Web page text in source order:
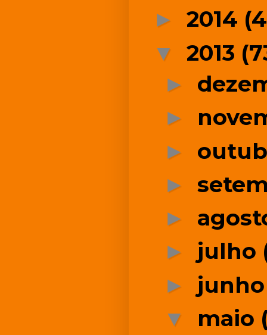
► 2014
▼ 2013
►
►
►
►
►
► julho
►
▼ maio